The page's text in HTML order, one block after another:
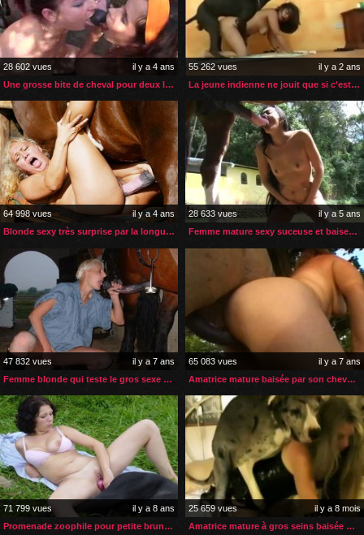
28 602 vues
il y a 4 ans
Une grosse bite de cheval pour deux lesbiennes zoophiles
55 262 vues
il y a 2 ans
La jeune indienne ne jouit que si c’est son chien qui la baise
64 998 vues
il y a 4 ans
Blonde sexy très surprise par la longueur de la bite d’un cheval
28 633 vues
il y a 5 ans
Femme mature sexy suceuse et baiseuse de bite de cheval
47 832 vues
il y a 7 ans
Femme blonde qui teste le gros sexe de son nouvel étalon
65 083 vues
il y a 7 ans
Amatrice mature baisée par son cheval en levrette
71 799 vues
il y a 8 ans
Promenade zoophile pour petite brunette à gros seins
25 659 vues
il y a 8 mois
Amatrice mature à gros seins baisée par son chien